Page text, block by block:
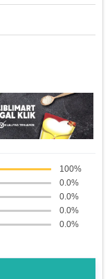
100%
0.0%
0.0%
0.0%
0.0%